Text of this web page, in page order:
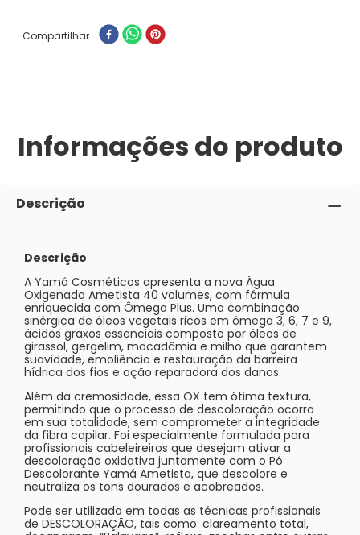
Compartilhar
Informações do produto
Descrição
Descrição
A Yamá Cosméticos apresenta a nova Água
Oxigenada Ametista 40 volumes, com fórmula
enriquecida com Ômega Plus. Uma combinação
sinérgica de óleos vegetais ricos em ômega 3, 6, 7 e 9,
ácidos graxos essenciais composto por óleos de
girassol, gergelim, macadâmia e milho que garantem
suavidade, emoliência e restauração da barreira
hídrica dos fios e ação reparadora dos danos.
Além da cremosidade, essa OX tem ótima textura,
permitindo que o processo de descoloração ocorra
em sua totalidade, sem comprometer a integridade
da fibra capilar. Foi especialmente formulada para
profissionais cabeleireiros que desejam ativar a
descoloração oxidativa juntamente com o Pó
Descolorante Yamá Ametista, que descolore e
neutraliza os tons dourados e acobreados.
Pode ser utilizada em todas as técnicas profissionais
de DESCOLORAÇÃO, tais como: clareamento total,